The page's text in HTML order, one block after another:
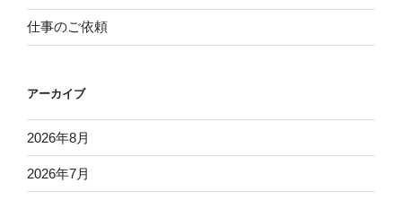
仕事のご依頼
アーカイブ
2026年8月
2026年7月